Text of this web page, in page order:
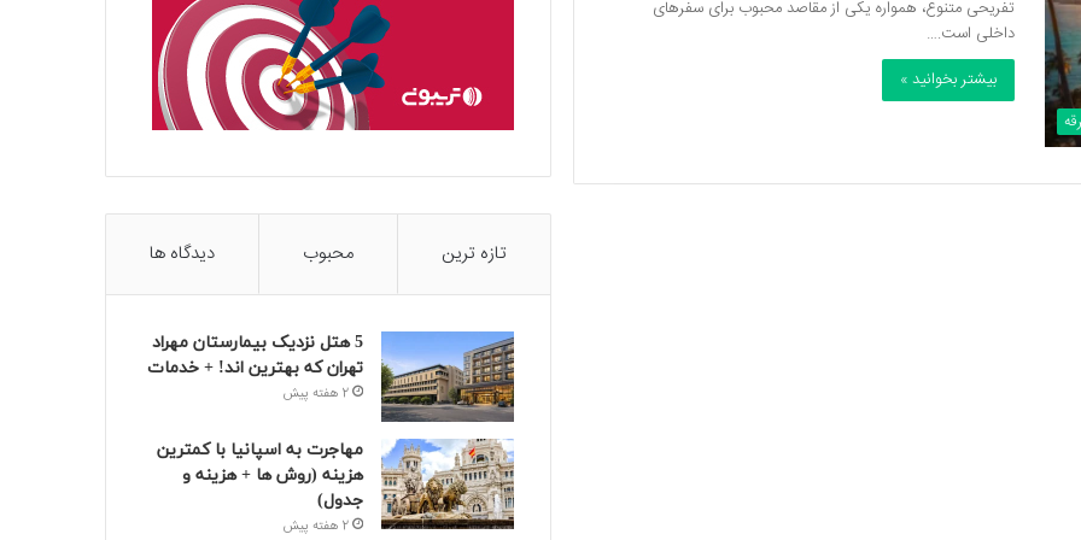
تفریحی متنوع، همواره یکی از مقاصد محبوب برای سفرهای
داخلی است.…
بیشتر بخوانید »
تازه ترین محبوب دیدگاه ها
5 هتل نزدیک بیمارستان مهراد
تهران که بهترین‌ اند! + خدمات
2 هفته پیش
مهاجرت به اسپانیا با کمترین
هزینه (روش ها + هزینه و
جدول)
2 هفته پیش